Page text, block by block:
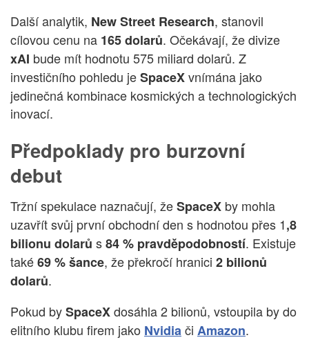
Další analytik, New Street Research, stanovil
cílovou cenu na 165 dolarů. Očekávají, že divize
xAI bude mít hodnotu 575 miliard dolarů. Z
investičního pohledu jeSpaceXvnímána jako
jedinečná kombinace kosmických a technologických
inovací.
Předpoklady pro burzovní
debut
Tržní spekulace naznačují, žeSpaceX by mohla
uzavřít svůj první obchodní den s hodnotou přes 1,8
bilionu dolarů s84 % pravděpodobností. Existuje
také69 % šance, že překročí hranici 2 bilionů
dolarů.
Pokud bySpaceXdosáhla 2 bilionů, vstoupila by do
elitního klubu firem jako Nvidiači Amazon.